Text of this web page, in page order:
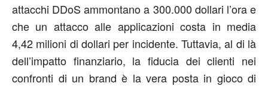
attacchi DDoS ammontano a 300.000 dollari l’ora e
che un attacco alle applicazioni costa in media
4,42 milioni di dollari per incidente. Tuttavia, al di là
dell’impatto finanziario, la fiducia dei clienti nei
confronti di un brand è la vera posta in gioco di